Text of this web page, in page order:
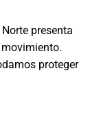
presenta
proteger